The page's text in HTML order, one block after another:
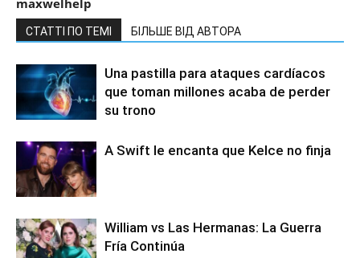
maxwelhelp
СТАТТІ ПО ТЕМІ БІЛЬШЕ ВІД АВТОРА
Una pastilla para ataques cardíacos
que toman millones acaba de perder
su trono
A Swift le encanta que Kelce no finja
William vs Las Hermanas: La Guerra
Fría Continúa